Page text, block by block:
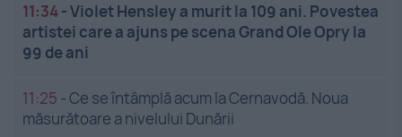
11:34-Violet Hensley a murit la 109 ani. Povestea
artistei care a ajuns pe scena Grand Ole Opry la
99 de ani
11:25 -Ce se întâmplă acum la Cernavodă. Noua
măsurătoare a nivelului Dunării